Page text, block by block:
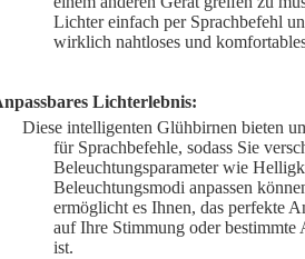
Lichter einfach per Sprachbefehl
wirklich nahtloses und
Lichterlebnis:
Diese intelligenten Glühbirnen bieten
für Sprachbefehle, sodass Sie
Beleuchtungsparameter wie
Beleuchtungsmodi anpassen
ermöglicht es Ihnen, das perfekte
auf Ihre Stimmung oder bestimmte
ist.